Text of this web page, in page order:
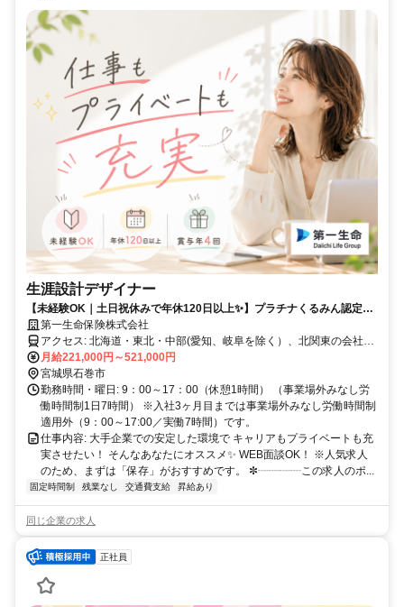
生涯設計デザイナー
【未経験OK｜土日祝休みで年休120日以上✨】プラチナくるみん認定取
得✨女性が多数活躍中✨
第一生命保険株式会社
アクセス: 北海道・東北・中部(愛知、岐阜を除く）、北関東の会社が
指定する事業所等 自宅から通える範囲で勤務いただき、転居を伴う
異動はありません ※ご希望がございましたらご相談ください <試用期
間の勤務地> 入社後6ヶ月は、配属支社に近いキャリアカレッジで研
修を実施します。通勤が難しい場合、リモート受講も相談可能です。
7ヶ月以降は各県に所在する営業オフィスの勤務となります。
✼┈┈┈┈┈┈┈┈┈┈┈┈┈┈┈┈┈┈┈✼
月給221,000円～521,000円
宮城県石巻市
勤務時間・曜日: 9：00～17：00（休憩1時間） （事業場外みなし労
働時間制1日7時間） ※入社3ヶ月目までは事業場外みなし労働時間制
適用外（9：00～17:00／実働7時間）です。
仕事内容: 大手企業での安定した環境で キャリアもプライベートも充
実させたい！ そんなあなたにオススメ✨ WEB面談OK！ ※人気求人
のため、まずは「保存」がおすすめです。 ✼┈┈┈┈この求人のポ...
固定時間制 残業なし 交通費支給 昇給あり
同じ企業の求人
正社員